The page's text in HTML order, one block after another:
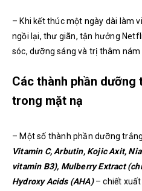
– Khi kết thúc một ngày dài làm
ngồi lại, thư giãn, tận hưởng
sóc, dưỡng sáng và trị thâm nám
Các thành phần dưỡng
trong mặt nạ
– Một số thành phần dưỡng
Vitamin C, Arbutin, Kojic Axit,
vitamin B3), Mulberry Extract
Hydroxy Acids (AHA)– chiết xuất